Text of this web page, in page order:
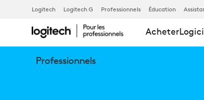
UNE
VISION
Logitech Logitech G Professionnels Éducation
Acheter
Professionnels